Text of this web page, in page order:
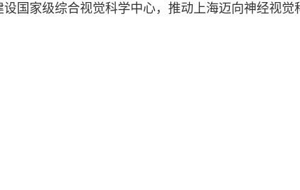
国家级综合视觉科学中心，推动上海迈向神经视觉